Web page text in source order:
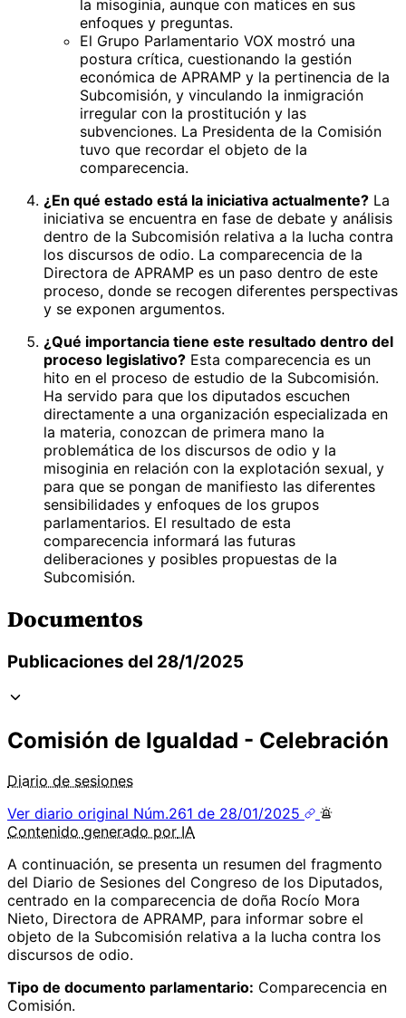
la misoginia, aunque con matices en sus
enfoques y preguntas.
El Grupo Parlamentario VOX mostró una
postura crítica, cuestionando la gestión
económica de APRAMP y la pertinencia de la
Subcomisión, y vinculando la inmigración
irregular con la prostitución y las
subvenciones. La Presidenta de la Comisión
tuvo que recordar el objeto de la
comparecencia.
¿En qué estado está la iniciativa actualmente? La
iniciativa se encuentra en fase de debate y análisis
dentro de la Subcomisión relativa a la lucha contra
los discursos de odio. La comparecencia de la
Directora de APRAMP es un paso dentro de este
proceso, donde se recogen diferentes perspectivas
y se exponen argumentos.
¿Qué importancia tiene este resultado dentro del
proceso legislativo? Esta comparecencia es un
hito en el proceso de estudio de la Subcomisión.
Ha servido para que los diputados escuchen
directamente a una organización especializada en
la materia, conozcan de primera mano la
problemática de los discursos de odio y la
misoginia en relación con la explotación sexual, y
para que se pongan de manifiesto las diferentes
sensibilidades y enfoques de los grupos
parlamentarios. El resultado de esta
comparecencia informará las futuras
deliberaciones y posibles propuestas de la
Subcomisión.
Documentos
Publicaciones del 28/1/2025
Comisión de Igualdad - Celebración
Diario de sesiones
Ver diario original Núm.261 de 28/01/2025
Contenido generado por IA
A continuación, se presenta un resumen del fragmento
del Diario de Sesiones del Congreso de los Diputados,
centrado en la comparecencia de doña Rocío Mora
Nieto, Directora de APRAMP, para informar sobre el
objeto de la Subcomisión relativa a la lucha contra los
discursos de odio.
Tipo de documento parlamentario: Comparecencia en
Comisión.